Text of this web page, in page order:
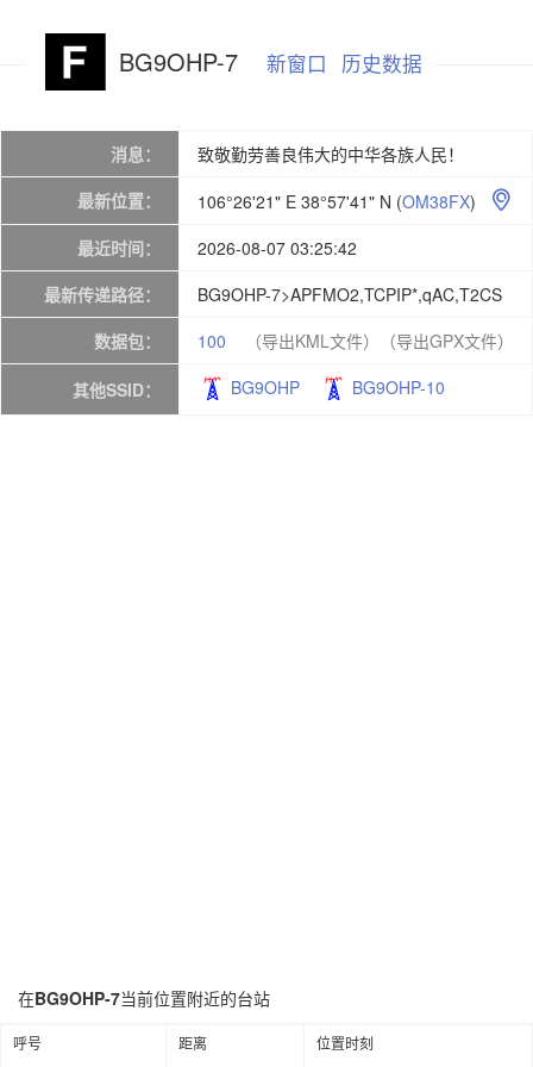
BG9OHP-7 新窗口 历史数据
消息：
致敬勤劳善良伟大的中华各族人民！
最新位置：
106°26'21" E 38°57'41" N (OM38FX) 
最近时间：
2026-08-07 03:25:42
最新传递路径：
BG9OHP-7>APFMO2,TCPIP*,qAC,T2CS
数据包：
100 （导出KML文件） （导出GPX文件）
其他SSID： BG9OHP BG9OHP-10
在BG9OHP-7当前位置附近的台站
呼号 距离 位置时刻